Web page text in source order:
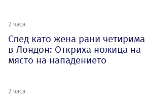
2 часа
След като жена рани четирима
в Лондон: Откриха ножица на
място на нападението
2 часа